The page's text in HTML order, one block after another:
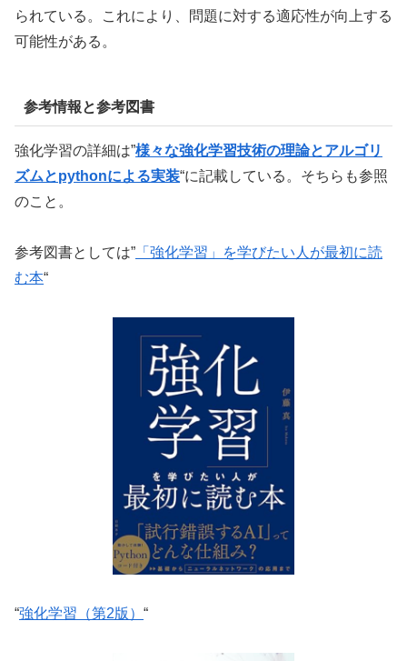
られている。これにより、問題に対する適応性が向上する
可能性がある。
参考情報と参考図書
強化学習の詳細は”様々な強化学習技術の理論とアルゴリ
ズムとpythonによる実装“に記載している。そちらも参照
のこと。
参考図書としては” 「強化学習」を学びたい人が最初に読
む本“
“強化学習（第2版） “